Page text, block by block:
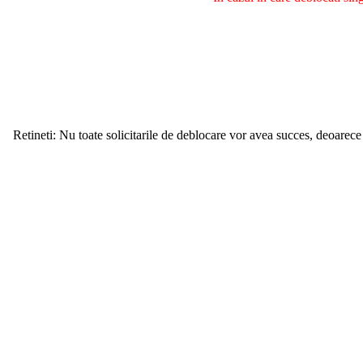
Retineti: Nu toate solicitarile de deblocare vor avea succes,